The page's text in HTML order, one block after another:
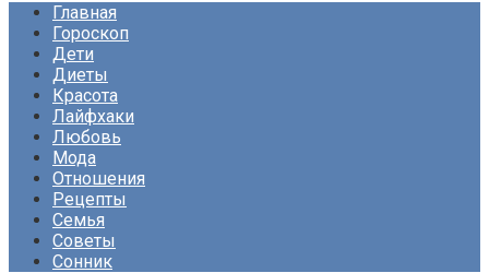
Главная
Гороскоп
Дети
Диеты
Красота
Лайфхаки
Любовь
Мода
Отношения
Рецепты
Семья
Советы
Сонник